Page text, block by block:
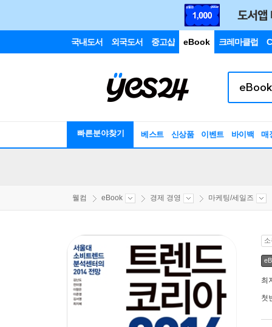
국내도서 외국도서 중고샵 eBook 크레마클럽
빠른분야찾기 베스트 신상품 이벤트 바이백 매
웰컴 eBook 경제 경영 마케팅/세일즈
최
첫